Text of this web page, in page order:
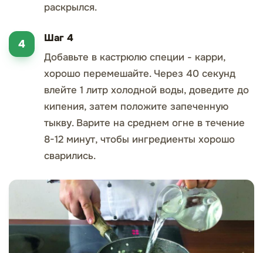
раскрылся.
Шаг 4
Добавьте в кастрюлю специи - карри,
хорошо перемешайте. Через 40 секунд
влейте 1 литр холодной воды, доведите до
кипения, затем положите запеченную
тыкву. Варите на среднем огне в течение
8-12 минут, чтобы ингредиенты хорошо
сварились.